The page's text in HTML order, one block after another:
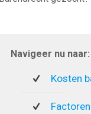
Navigeer nu naar:
Kosten